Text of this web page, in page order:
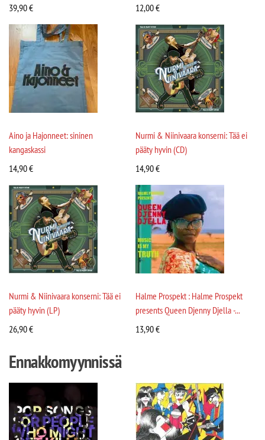
39,90€ 12,00€
Aino ja Hajonneet: sininen
kangaskassi
14,90€
Nurmi & Niinivaara konserni: Tää ei
pääty hyvin (CD)
14,90€
Nurmi & Niinivaara konserni: Tää ei
pääty hyvin (LP)
26,90€
Halme Prospekt : Halme Prospekt
presents Queen Djenny Djella -...
13,90€
Ennakkomyynnissä